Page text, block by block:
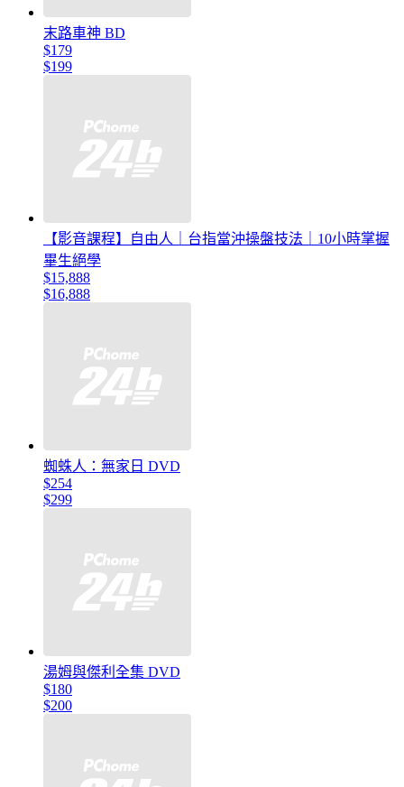
末路車神 BD
$179
$199
【影音課程】自由人｜台指當沖操盤技法｜10小時掌握
畢生絕學
$15,888
$16,888
蜘蛛人：無家日 DVD
$254
$299
湯姆與傑利全集 DVD
$180
$200